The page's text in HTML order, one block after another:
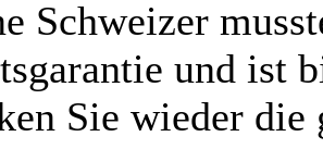
Schweizer
und ist
Sie wieder